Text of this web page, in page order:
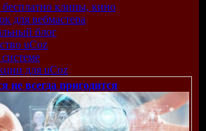
бесплатно клипы, кино
для вебмастера
блог
uCoz
для uCoz
не всегда пригодится